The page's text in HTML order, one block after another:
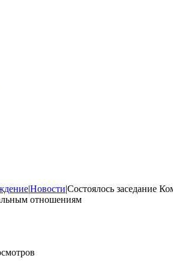
|Новости|Состоялось заседание
отношениям